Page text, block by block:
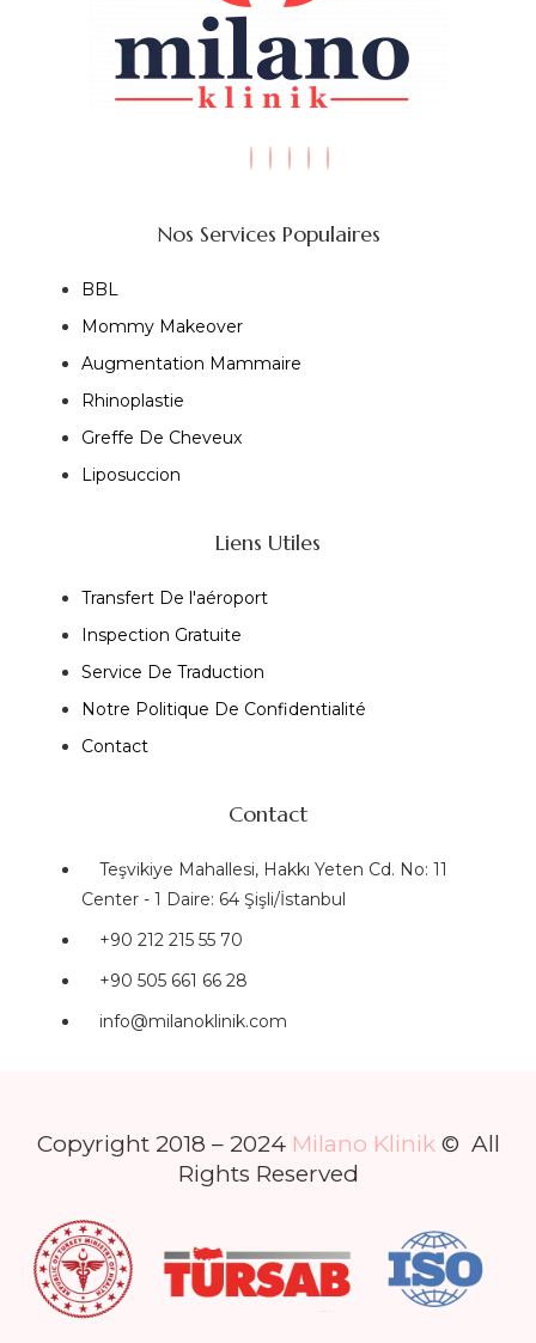
Nos Services Populaires
BBL
Mommy Makeover
Augmentation Mammaire
Rhinoplastie
Greffe De Cheveux
Liposuccion
Liens Utiles
Transfert De l'aéroport
Inspection Gratuite
Service De Traduction
Notre Politique De Confidentialité
Contact
Contact
Teşvikiye Mahallesi, Hakkı Yeten Cd. No: 11
Center - 1 Daire: 64 Şişli/İstanbul
+90 212 215 55 70
+90 505 661 66 28
info@milanoklinik.com
Copyright 2018 – 2024 Milano Klinik© All
Rights Reserved